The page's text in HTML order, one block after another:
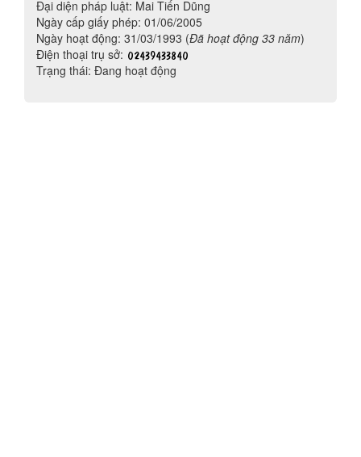
Đại diện pháp luật: Mai Tiến Dũng
Ngày cấp giấy phép: 01/06/2005
Ngày hoạt động: 31/03/1993 (Đã hoạt động 33 năm)
Điện thoại trụ sở:
Trạng thái: Đang hoạt động